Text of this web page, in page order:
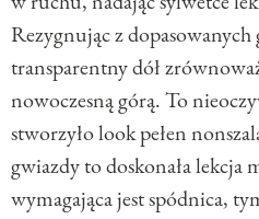
Rezygnując z
transparentny dół
nowoczesną górą. To
stworzyło look pełen
gwiazdy to doskonała
wymagająca jest spódnica,